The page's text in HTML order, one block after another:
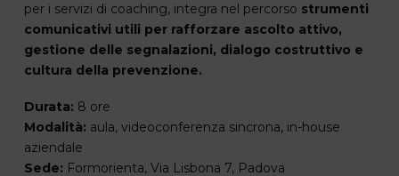
per i servizi di coaching, integra nel percorso strumenti
comunicativi utili per rafforzare ascolto attivo,
gestione delle segnalazioni, dialogo costruttivo e
cultura della prevenzione.
Durata: 8 ore
Modalità: aula, videoconferenza sincrona, in-house
aziendale
Sede: Formorienta, Via Lisbona 7, Padova